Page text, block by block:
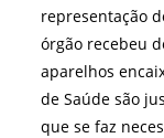
representação
órgão recebeu
aparelhos
de Saúde são
que se faz